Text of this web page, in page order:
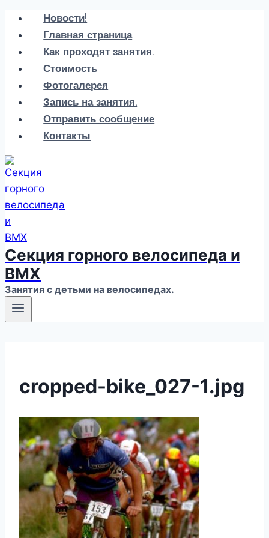
Перейти
содержанию
Новости!
Главная страница
Как проходят занятия.
Стоимость
Фотогалерея
Запись на занятия.
Отправить сообщение
Контакты
Секция горного велосипеда и
ВМХ
Занятия с детьми на велосипедах.
cropped-bike_027-1.jpg